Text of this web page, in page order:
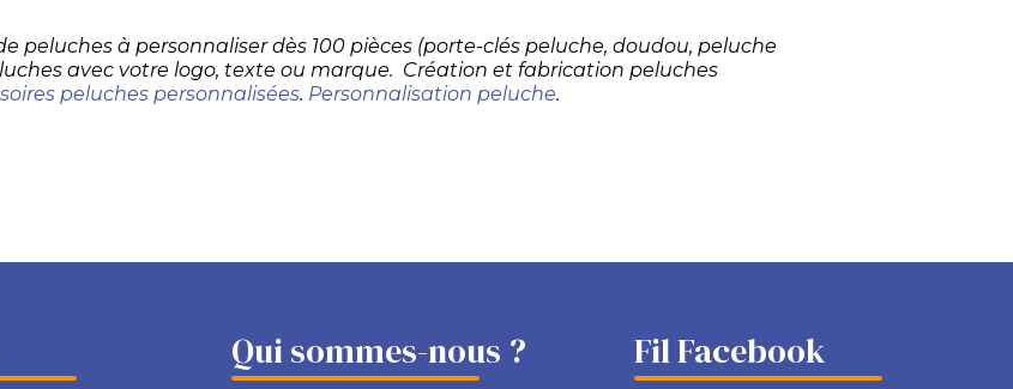
peluches à personnaliser dès 100 pièces (porte-clés peluche, doudou, peluche
avec votre logo, texte ou marque. Création et fabrication peluches
peluches personnalisées. Personnalisation peluche.
Qui sommes-nous ? Fil Facebook